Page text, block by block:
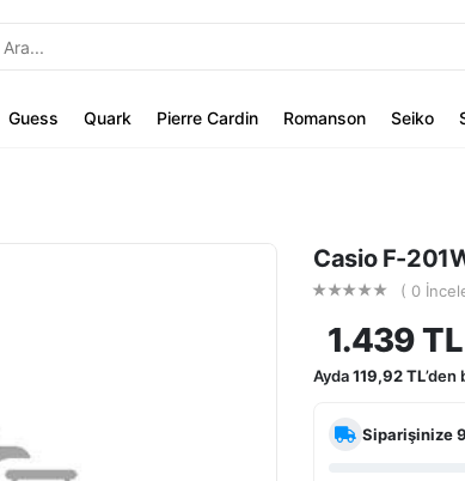
Guess Quark Pierre Cardin Romanson Seiko
Casio F-
( 0
1.439 TL
Ayda119,92 TL’den
Siparişinize